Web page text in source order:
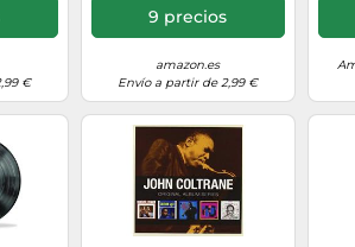
€
9 precios
amazon.es
Envío a partir de 2,99 €